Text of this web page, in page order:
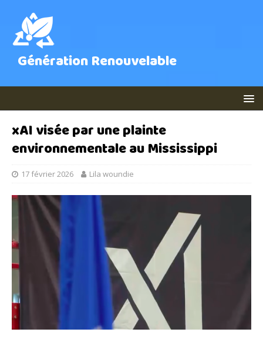
Génération Renouvelable
xAI visée par une plainte
environnementale au Mississippi
17 février 2026 Lila woundie